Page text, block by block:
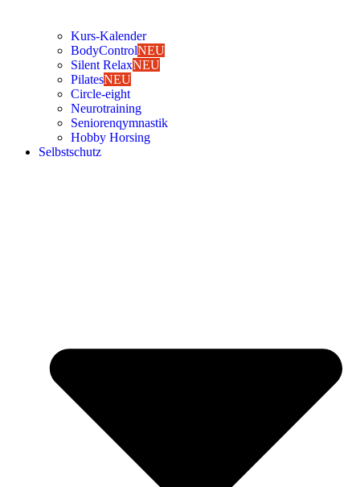
Kurs-Kalen­­der
Body­Con­trolNEU
Silent RelaxNEU
Pila­tesNEU
Cir­cle-eight
Neu­ro­trai­ning
Senio­ren­qym­nas­tik
Hob­by Hor­sing
Selbst­schutz